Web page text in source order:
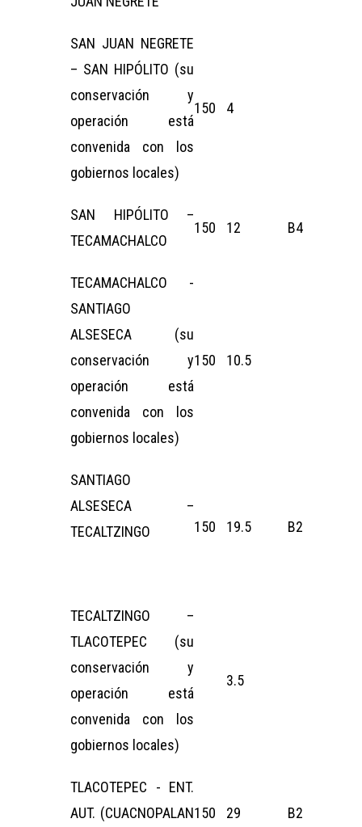
SAN JUAN NEGRETE
– SAN HIPÓLITO (su
conservación y
operación está
convenida con los
gobiernos locales)
150 4
SAN HIPÓLITO –
TECAMACHALCO
150 12 B4
TECAMACHALCO -
SANTIAGO
ALSESECA (su
conservación y
operación está
convenida con los
gobiernos locales)
150 10.5
SANTIAGO
ALSESECA –
TECALTZINGO
150 19.5 B2
TECALTZINGO –
TLACOTEPEC (su
conservación y
operación está
convenida con los
gobiernos locales)
3.5
TLACOTEPEC - ENT.
AUT. (CUACNOPALAN150 29 B2